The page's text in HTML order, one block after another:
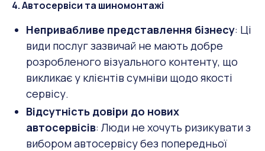
4. Автосервіси та шиномонтажі
Непривабливе представлення бізнесу: Ці
види послуг зазвичай не мають добре
розробленого візуального контенту, що
викликає у клієнтів сумніви щодо якості
сервісу.
Відсутність довіри до нових
автосервісів: Люди не хочуть ризикувати з
вибором автосервісу без попередньої